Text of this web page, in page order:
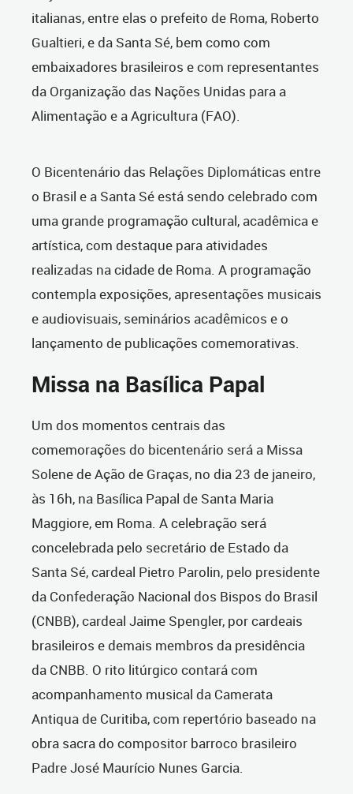
italianas, entre elas o prefeito de Roma, Roberto
Gualtieri, e da Santa Sé, bem como com
embaixadores brasileiros e com representantes
da Organização das Nações Unidas para a
Alimentação e a Agricultura (FAO).
O Bicentenário das Relações Diplomáticas entre
o Brasil e a Santa Sé está sendo celebrado com
uma grande programação cultural, acadêmica e
artística, com destaque para atividades
realizadas na cidade de Roma. A programação
contempla exposições, apresentações musicais
e audiovisuais, seminários acadêmicos e o
lançamento de publicações comemorativas.
Missa na Basílica Papal
Um dos momentos centrais das
comemorações do bicentenário será a Missa
Solene de Ação de Graças, no dia 23 de janeiro,
às 16h, na Basílica Papal de Santa Maria
Maggiore, em Roma. A celebração será
concelebrada pelo secretário de Estado da
Santa Sé, cardeal Pietro Parolin, pelo presidente
da Confederação Nacional dos Bispos do Brasil
(CNBB), cardeal Jaime Spengler, por cardeais
brasileiros e demais membros da presidência
da CNBB. O rito litúrgico contará com
acompanhamento musical da Camerata
Antiqua de Curitiba, com repertório baseado na
obra sacra do compositor barroco brasileiro
Padre José Maurício Nunes Garcia.